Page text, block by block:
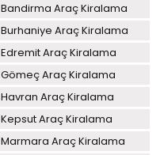
Bandirma Araç Kiralama
Burhaniye Araç Kiralama
Edremit Araç Kiralama
Gömeç Araç Kiralama
Havran Araç Kiralama
Kepsut Araç Kiralama
Marmara Araç Kiralama